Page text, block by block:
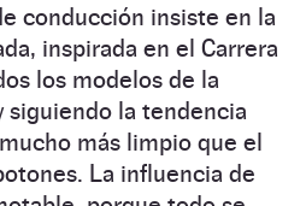
conducción insiste en la
inspirada en el Carrera
los modelos de la
siguiendo la tendencia
más limpio que el
La influencia de